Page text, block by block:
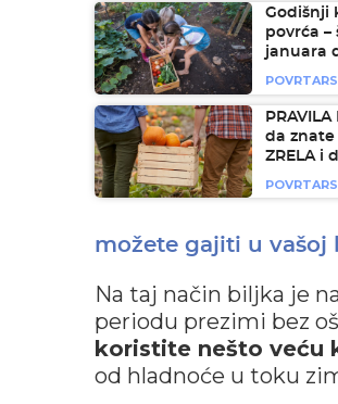
Godišnji
povrća –
januara
da znate
ZRELA i
možete gajiti u vašoj
Na taj način biljka je
periodu prezimi bez
koristite nešto veću
od hladnoće u toku